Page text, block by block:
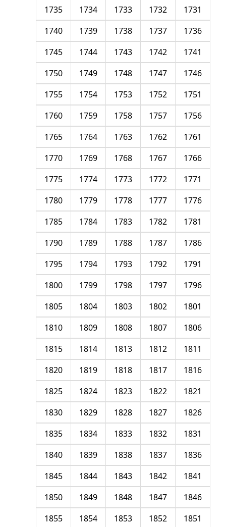
1731
1732
1733
1734
1735
1736
1737
1738
1739
1740
1741
1742
1743
1744
1745
1746
1747
1748
1749
1750
1751
1752
1753
1754
1755
1756
1757
1758
1759
1760
1761
1762
1763
1764
1765
1766
1767
1768
1769
1770
1771
1772
1773
1774
1775
1776
1777
1778
1779
1780
1781
1782
1783
1784
1785
1786
1787
1788
1789
1790
1791
1792
1793
1794
1795
1796
1797
1798
1799
1800
1801
1802
1803
1804
1805
1806
1807
1808
1809
1810
1811
1812
1813
1814
1815
1816
1817
1818
1819
1820
1821
1822
1823
1824
1825
1826
1827
1828
1829
1830
1831
1832
1833
1834
1835
1836
1837
1838
1839
1840
1841
1842
1843
1844
1845
1846
1847
1848
1849
1850
1851
1852
1853
1854
1855